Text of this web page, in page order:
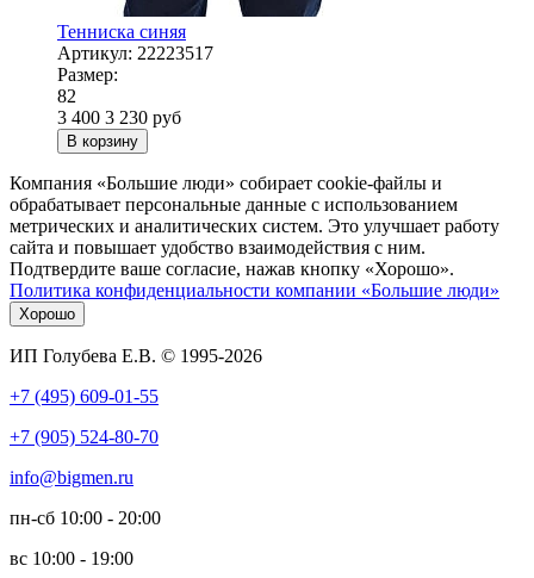
Тенниска синяя
Артикул: 22223517
Размер:
82
3 400 3 230 руб
В корзину
Компания «Большие люди» собирает cookie-файлы и
обрабатывает персональные данные с использованием
метрических и аналитических систем. Это улучшает работу
сайта и повышает удобство взаимодействия с ним.
Подтвердите ваше согласие, нажав кнопку «Хорошо».
Политика конфиденциальности компании «Большие люди»
Хорошо
ИП Голубева Е.В. © 1995-2026
+7 (495) 609-01-55
+7 (905) 524-80-70
info@bigmen.ru
пн-сб 10:00 - 20:00
вс 10:00 - 19:00